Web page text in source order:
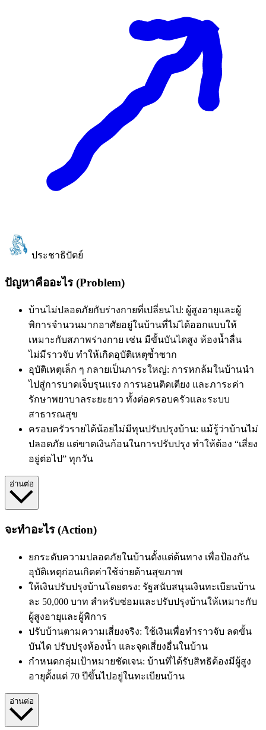
ประชาธิปัตย์
ปัญหาคืออะไร (Problem)
บ้านไม่ปลอดภัยกับร่างกายที่เปลี่ยนไป: ผู้สูงอายุและผู้
พิการจำนวนมากอาศัยอยู่ในบ้านที่ไม่ได้ออกแบบให้
เหมาะกับสภาพร่างกาย เช่น มีขั้นบันไดสูง ห้องน้ำลื่น
ไม่มีราวจับ ทำให้เกิดอุบัติเหตุซ้ำซาก
อุบัติเหตุเล็ก ๆ กลายเป็นภาระใหญ่: การหกล้มในบ้านนำ
ไปสู่การบาดเจ็บรุนแรง การนอนติดเตียง และภาระค่า
รักษาพยาบาลระยะยาว ทั้งต่อครอบครัวและระบบ
สาธารณสุข
ครอบครัวรายได้น้อยไม่มีทุนปรับปรุงบ้าน: แม้รู้ว่าบ้านไม่
ปลอดภัย แต่ขาดเงินก้อนในการปรับปรุง ทำให้ต้อง “เสี่ยง
อยู่ต่อไป” ทุกวัน
อ่านต่อ
จะทำอะไร (Action)
ยกระดับความปลอดภัยในบ้านตั้งแต่ต้นทาง เพื่อป้องกัน
อุบัติเหตุก่อนเกิดค่าใช้จ่ายด้านสุขภาพ
ให้เงินปรับปรุงบ้านโดยตรง: รัฐสนับสนุนเงินทะเบียนบ้าน
ละ 50,000 บาท สำหรับซ่อมและปรับปรุงบ้านให้เหมาะกับ
ผู้สูงอายุและผู้พิการ
ปรับบ้านตามความเสี่ยงจริง: ใช้เงินเพื่อทำราวจับ ลดขั้น
บันได ปรับปรุงห้องน้ำ และจุดเสี่ยงอื่นในบ้าน
กำหนดกลุ่มเป้าหมายชัดเจน: บ้านที่ได้รับสิทธิต้องมีผู้สูง
อายุตั้งแต่ 70 ปีขึ้นไปอยู่ในทะเบียนบ้าน
อ่านต่อ